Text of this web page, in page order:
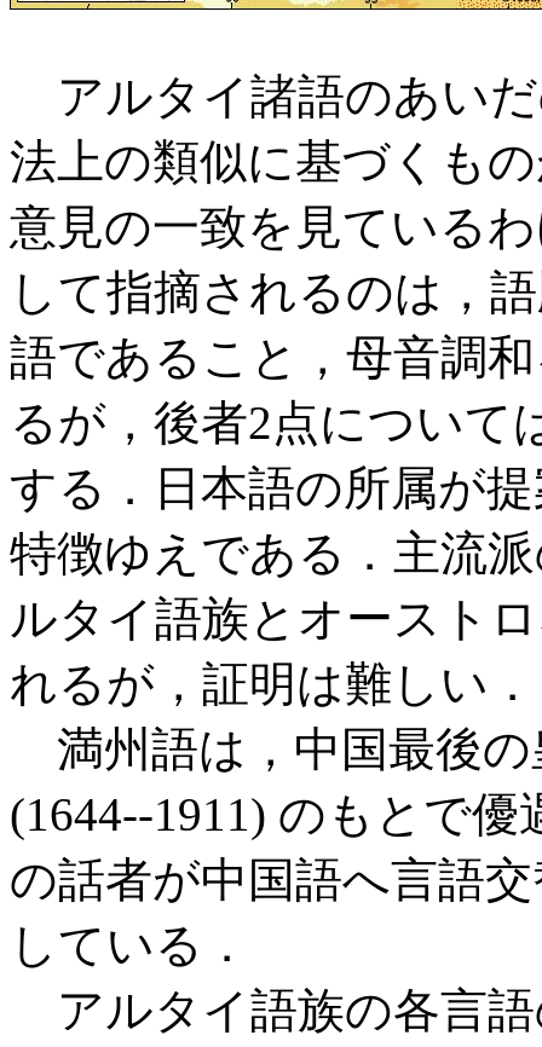
アルタイ諸語のあい
法上の類似に基づくも
意見の一致を見ている
して指摘されるのは，
語であること，母音調
るが，後者2点について
する．日本語の所属が
特徴ゆえである．主流
ルタイ語族とオースト
れるが，証明は難しい．
満州語は，中国最後の
(1644--1911) のもとで
の話者が中国語へ言語
している．
アルタイ語族の各言